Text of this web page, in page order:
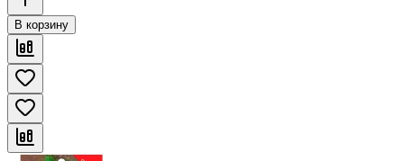
В корзину